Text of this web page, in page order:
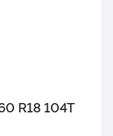
R18 104T